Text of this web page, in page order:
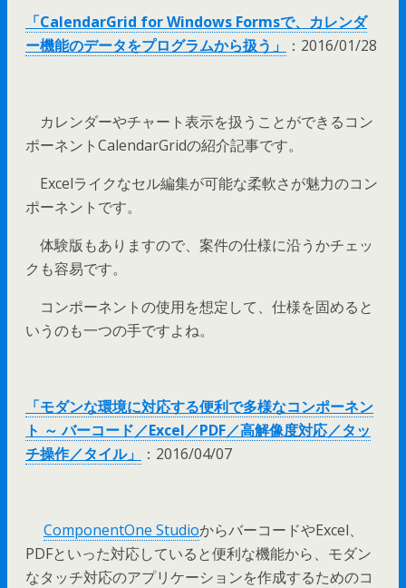
「CalendarGrid for Windows Formsで、カレンダ
ー機能のデータをプログラムから扱う」
：2016/01/28
カレンダーやチャート表示を扱うことができるコン
ポーネントCalendarGridの紹介記事です。
Excelライクなセル編集が可能な柔軟さが魅力のコン
ポーネントです。
体験版もありますので、案件の仕様に沿うかチェッ
クも容易です。
コンポーネントの使用を想定して、仕様を固めると
いうのも一つの手ですよね。
「モダンな環境に対応する便利で多様なコンポーネン
ト ～ バーコード／Excel／PDF／高解像度対応／タッ
チ操作／タイル」
：2016/04/07
ComponentOne StudioからバーコードやExcel、
PDFといった対応していると便利な機能から、モダン
なタッチ対応のアプリケーションを作成するためのコ